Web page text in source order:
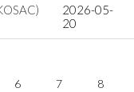
2026-05-
20
6 7 8